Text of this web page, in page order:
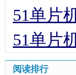
51单片
51单片
阅读排行